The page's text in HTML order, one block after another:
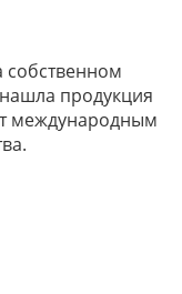
продукция
международным